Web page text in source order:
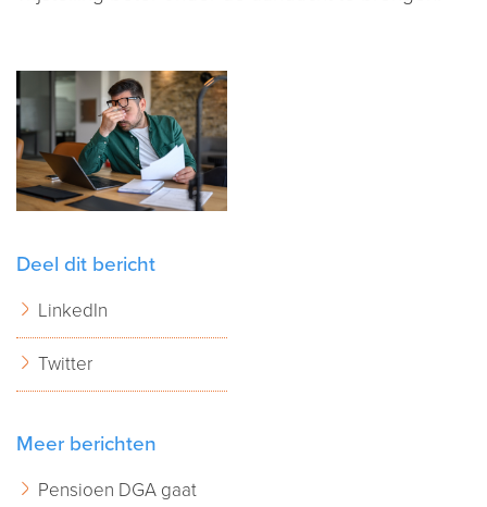
Deel dit bericht
LinkedIn
Twitter
Meer berichten
Pensioen DGA gaat